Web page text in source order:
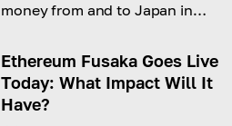
money from and to Japan in
Ethereum Fusaka Goes Live
Today: What Impact Will It
Have?